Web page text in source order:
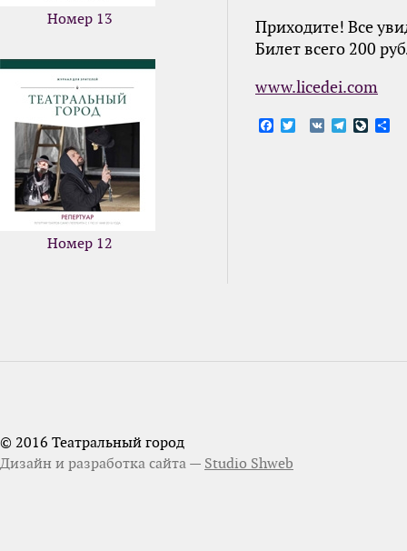
Номер 13
Номер 12
Приходите! Все
Билет всего 200
www.licedei.com
Facebook
Twitter
VK Telegram
© 2016 Театральный город
Дизайн и разработка сайта — Studio Shweb